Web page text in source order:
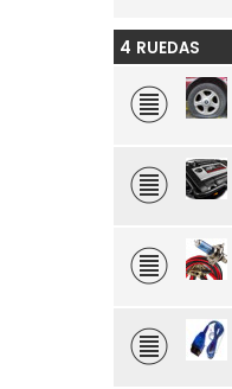
4 RUEDAS